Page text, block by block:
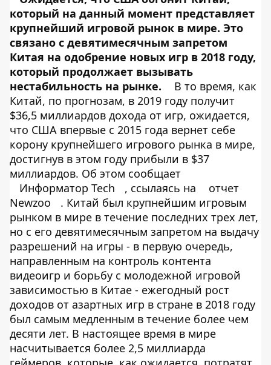
который на данный момент представляет
крупнейший игровой рынок в мире. Это
связано с девятимесячным запретом
Китая на одобрение новых игр в 2018 году,
который продолжает вызывать
нестабильность на рынке.
В то время, как
Китай, по прогнозам, в 2019 году получит
$36,5 миллиардов дохода от игр, ожидается,
что США впервые с 2015 года вернет себе
корону крупнейшего игрового рынка в мире,
достигнув в этом году прибыли в $37
миллиардов. Об этом сообщает
Информатор Tech
, ссылаясь на
отчет
Newzoo
. Китай был крупнейшим игровым
рынком в мире в течение последних трех лет,
но с его девятимесячным запретом на выдачу
разрешений на игры - в первую очередь,
направленным на контроль контента
видеоигр и борьбу с молодежной игровой
зависимостью в Китае - ежегодный рост
доходов от азартных игр в стране в 2018 году
был самым медленным в течение более чем
десяти лет. В настоящее время в мире
насчитывается более 2,5 миллиарда